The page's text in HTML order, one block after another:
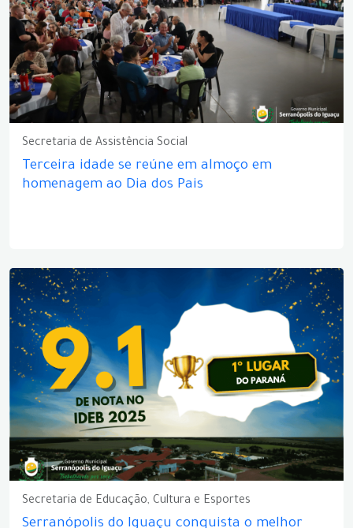
Secretaria de Assistência Social
Terceira idade se reúne em almoço em
homenagem ao Dia dos Pais
Secretaria de Educação, Cultura e Esportes
Serranópolis do Iguaçu conquista o melhor